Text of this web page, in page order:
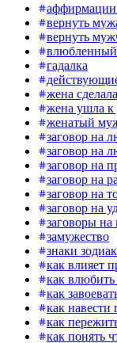
вернуть
вернуть
гадалка
жена
жена ушла к
женатый
заговор на
заговор на
заговор на
заговор на
заговор на
заговор на
заговоры
замужество
знаки
как влияет
как
как
как навести
как
как понять